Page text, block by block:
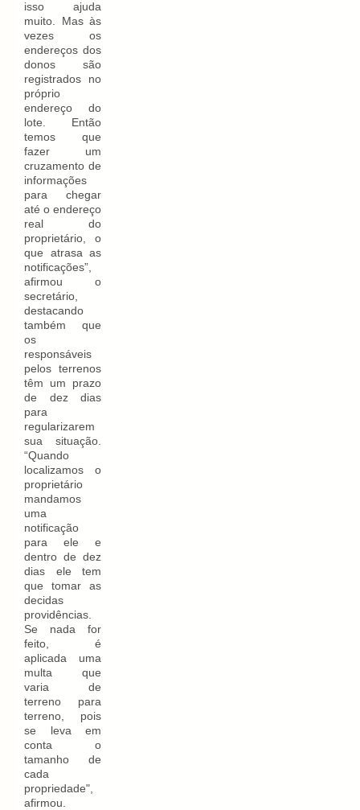
isso ajuda
muito. Mas às
vezes os
endereços dos
donos são
registrados no
próprio
endereço do
lote. Então
temos que
fazer um
cruzamento de
informações
para chegar
até o endereço
real do
proprietário, o
que atrasa as
notificações”,
afirmou o
secretário,
destacando
também que
os
responsáveis
pelos terrenos
têm um prazo
de dez dias
para
regularizarem
sua situação.
“Quando
localizamos o
proprietário
mandamos
uma
notificação
para ele e
dentro de dez
dias ele tem
que tomar as
decidas
providências.
Se nada for
feito, é
aplicada uma
multa que
varia de
terreno para
terreno, pois
se leva em
conta o
tamanho de
cada
propriedade",
afirmou.